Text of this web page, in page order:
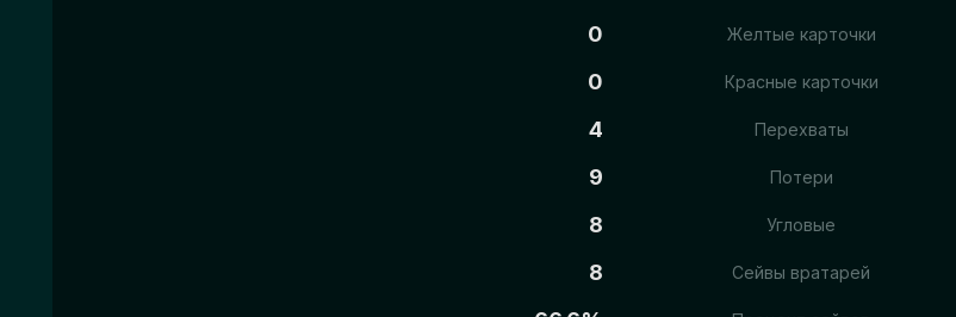
0
Желтые карточки
0
Красные карточки
4
Перехваты
9
Потери
8
Угловые
8
Сейвы вратарей